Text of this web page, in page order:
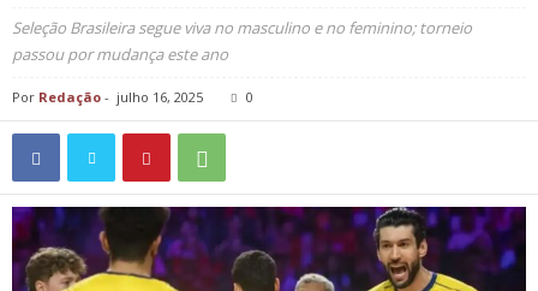
Seleção Brasileira segue viva no masculino e no feminino; torneio
passou por mudança este ano
Por Redação - julho 16, 2025 0